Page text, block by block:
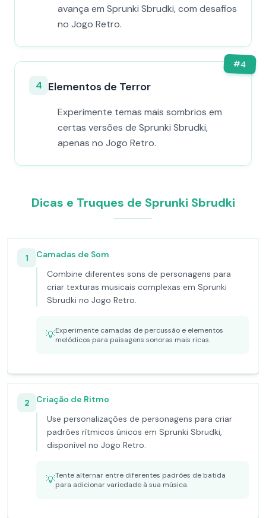
avança em Sprunki Sbrudki, com desafios
no Jogo Retro.
#4
4 Elementos de Terror
Experimente temas mais sombrios em
certas versões de Sprunki Sbrudki,
apenas no Jogo Retro.
Dicas e Truques de Sprunki Sbrudki
1
Camadas de Som
Combine diferentes sons de personagens para
criar texturas musicais complexas em Sprunki
Sbrudki no Jogo Retro.
💡Experimente camadas de percussão e elementos
melódicos para paisagens sonoras mais ricas.
2
Criação de Ritmo
Use personalizações de personagens para criar
padrões rítmicos únicos em Sprunki Sbrudki,
disponível no Jogo Retro.
💡Tente alternar entre diferentes padrões de batida
para adicionar variedade à sua música.